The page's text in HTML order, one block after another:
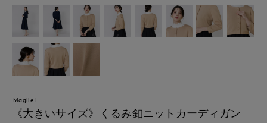
Maglie L
《大きいサイズ》くるみ釦ニットカーディガン